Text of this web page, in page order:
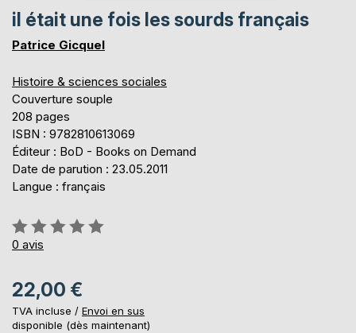
il était une fois les sourds français
Patrice Gicquel
Histoire & sciences sociales
Couverture souple
208 pages
ISBN : 9782810613069
Éditeur : BoD - Books on Demand
Date de parution : 23.05.2011
Langue : français
Évaluation:
0%
0 avis
22,00 €
TVA incluse / Envoi en sus
disponible (dès maintenant)